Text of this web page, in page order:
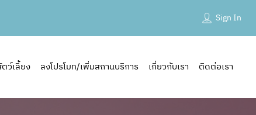
Sign In
ว์เลี้ยง ลงโปรโมท/เพิ่มสถานบริการ เกี่ยวกับเรา ติดต่อเรา